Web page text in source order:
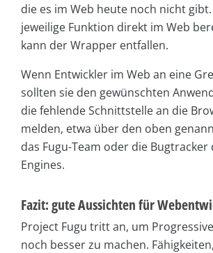
die es im Web heute noch nicht
jeweilige Funktion direkt im Web
kann der Wrapper entfallen.
Wenn Entwickler im Web an eine
sollten sie den gewünschten
die fehlende Schnittstelle an die
melden, etwa über den oben
das Fugu-Team oder die Bugtracker
Engines.
Fazit: gute Aussichten für
Project Fugu tritt an, um
noch besser zu machen.